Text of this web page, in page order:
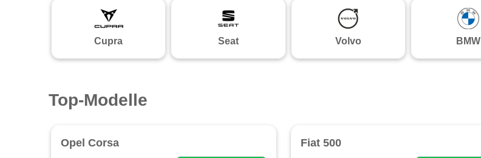
Cupra Seat Volvo BMW
Top-Modelle
Opel Corsa Fiat 500